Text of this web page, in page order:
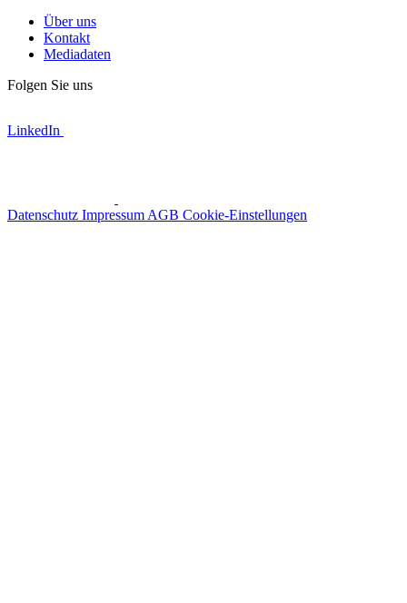
Über uns
Kontakt
Mediadaten
Folgen Sie uns
LinkedIn
Datenschutz Impressum AGB Cookie-Einstellungen